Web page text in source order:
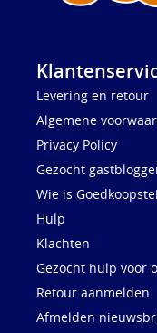
Levering en retour
Algemene
Privacy Policy
Gezocht
Wie is
Hulp
Klachten
Gezocht hulp voor
Retour aanmelden
Afmelden